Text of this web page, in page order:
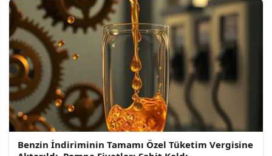
Benzin İndiriminin Tamamı Özel Tüketim Vergisine